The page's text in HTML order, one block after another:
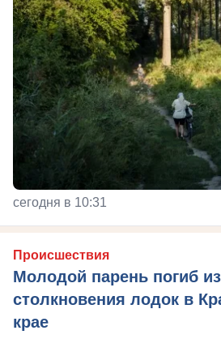
сегодня в 10:31
Происшествия
Молодой парень погиб
столкновения лодок в
крае